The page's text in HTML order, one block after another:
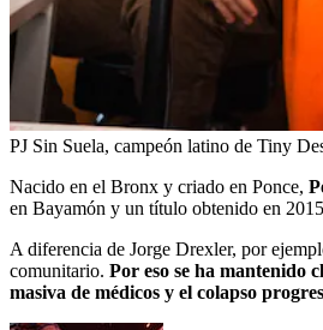
PJ Sin Suela, campeón latino de Tiny
Nacido en el Bronx y criado en Ponce,
en Bayamón y un título obtenido en
A diferencia de Jorge Drexler, por
comunitario. Por eso se ha mantenido
masiva de médicos y el colapso